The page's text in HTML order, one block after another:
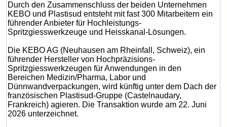
Durch den Zusammenschluss der beiden Unternehmen
KEBO und Plastisud entsteht mit fast 300 Mitarbeitern ein
führender Anbieter für Hochleistungs-
Spritzgiesswerkzeuge und Heisskanal-Lösungen.
Die KEBO AG (Neuhausen am Rheinfall, Schweiz), ein
führender Hersteller von Hochpräzisions-
Spritzgiesswerkzeugen für Anwendungen in den
Bereichen Medizin/Pharma, Labor und
Dünnwandverpackungen, wird künftig unter dem Dach der
französischen Plastisud-Gruppe (Castelnaudary,
Frankreich) agieren. Die Transaktion wurde am 22. Juni
2026 unterzeichnet.